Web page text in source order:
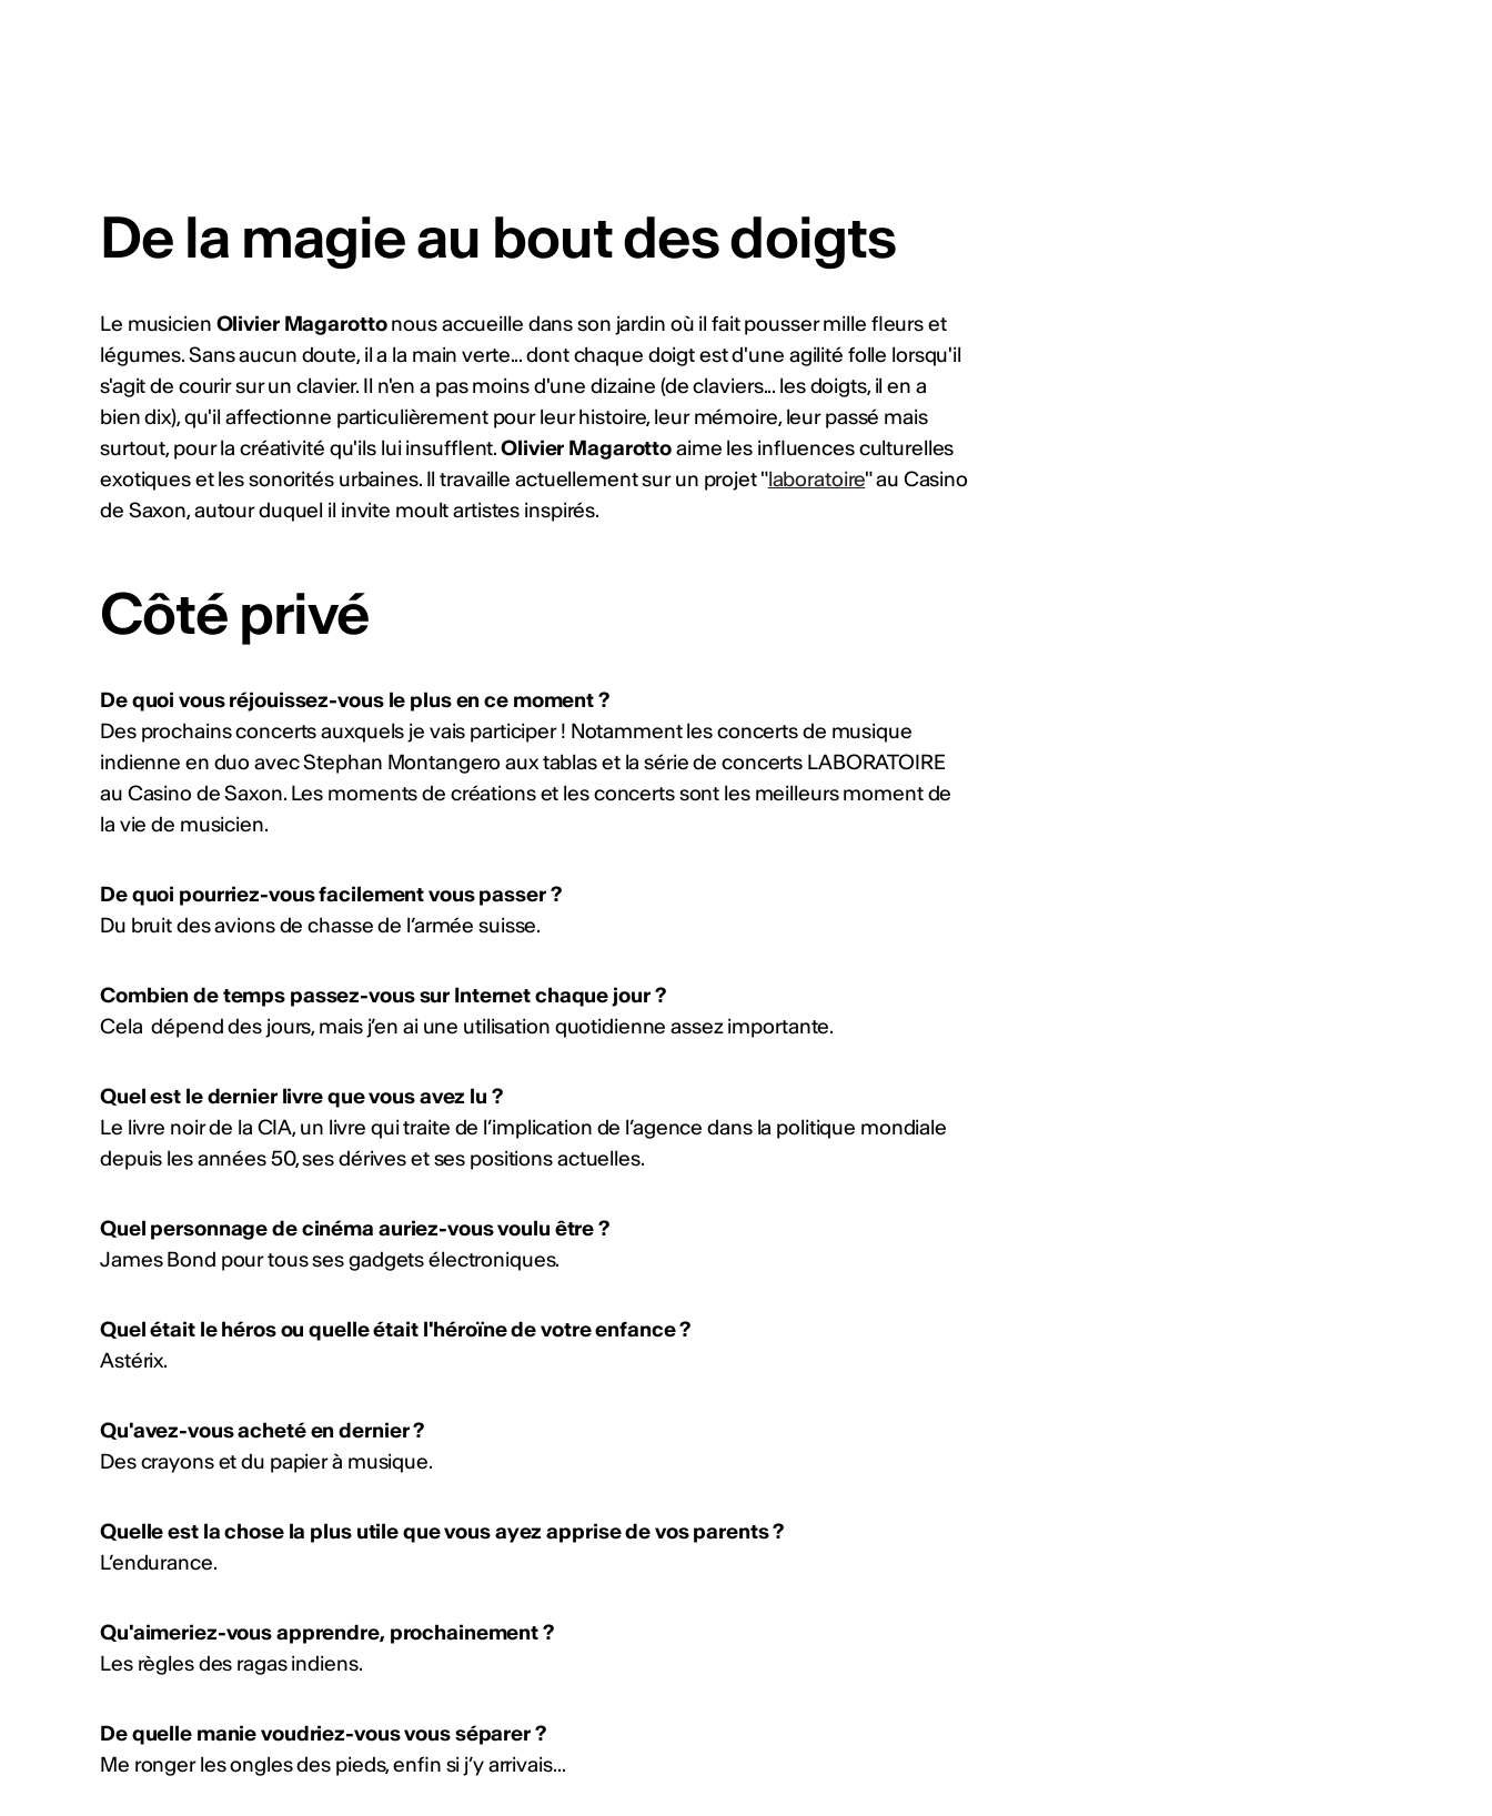
ACTUALITÉS CULTURELLES Les actualités
hop & clubbing
Pro Helvetia soutient les premières collaborations
entre artistes hip-hop et/ou clubbing en Suisse.
album. Aide jusqu’à 10'000 CHF. Délai : 1er septembre
2026 Info :https://bit.ly/4byZJPd
De la magie au bout des doigts
Le musicien Olivier Magarottonous accueille dans son jardin où il fait pousser mille fleurs et
légumes. Sans aucun doute, il a la main verte... dont chaque doigt est d'une agilité folle lorsqu'il
s'agit de courir sur un clavier. Il n'en a pas moins d'une dizaine (de claviers... les doigts, il en a
bien dix), qu'il affectionne particulièrement pour leur histoire, leur mémoire, leur passé mais
surtout, pour la créativité qu'ils lui insufflent.Olivier Magarottoaime les influences culturelles
exotiques et les sonorités urbaines. Il travaille actuellement sur un projet "laboratoire" au Casino
de Saxon, autour duquel il invite moult artistes inspirés.
Côté privé
De quoi vous réjouissez-vous le plus en ce moment ?
Des prochains concerts auxquels je vais participer ! Notamment les concerts de musique
indienne en duo avec Stephan Montangero aux tablas et la série de concerts LABORATOIRE
au Casino de Saxon. Les moments de créations et les concerts sont les meilleurs moment de
la vie de musicien.
De quoi pourriez-vous facilement vous passer ?
Du bruit des avions de chasse de l’armée suisse.
Combien de temps passez-vous sur Internet chaque jour ?
Cela dépend des jours, mais j’en ai une utilisation quotidienne assez importante.
Quel est le dernier livre que vous avez lu ?
Le livre noir de la CIA, un livre qui traite de l’implication de l’agence dans la politique mondiale
depuis les années 50, ses dérives et ses positions actuelles.
Quel personnage de cinéma auriez-vous voulu être ?
James Bond pour tous ses gadgets électroniques.
Quel était le héros ou quelle était l'héroïne de votre enfance ?
Astérix.
Qu'avez-vous acheté en dernier ?
Des crayons et du papier à musique.
Quelle est la chose la plus utile que vous ayez apprise de vos parents ?
L’endurance.
Qu'aimeriez-vous apprendre, prochainement ?
Les règles des ragas indiens.
De quelle manie voudriez-vous vous séparer ?
Me ronger les ongles des pieds, enfin si j’y arrivais...